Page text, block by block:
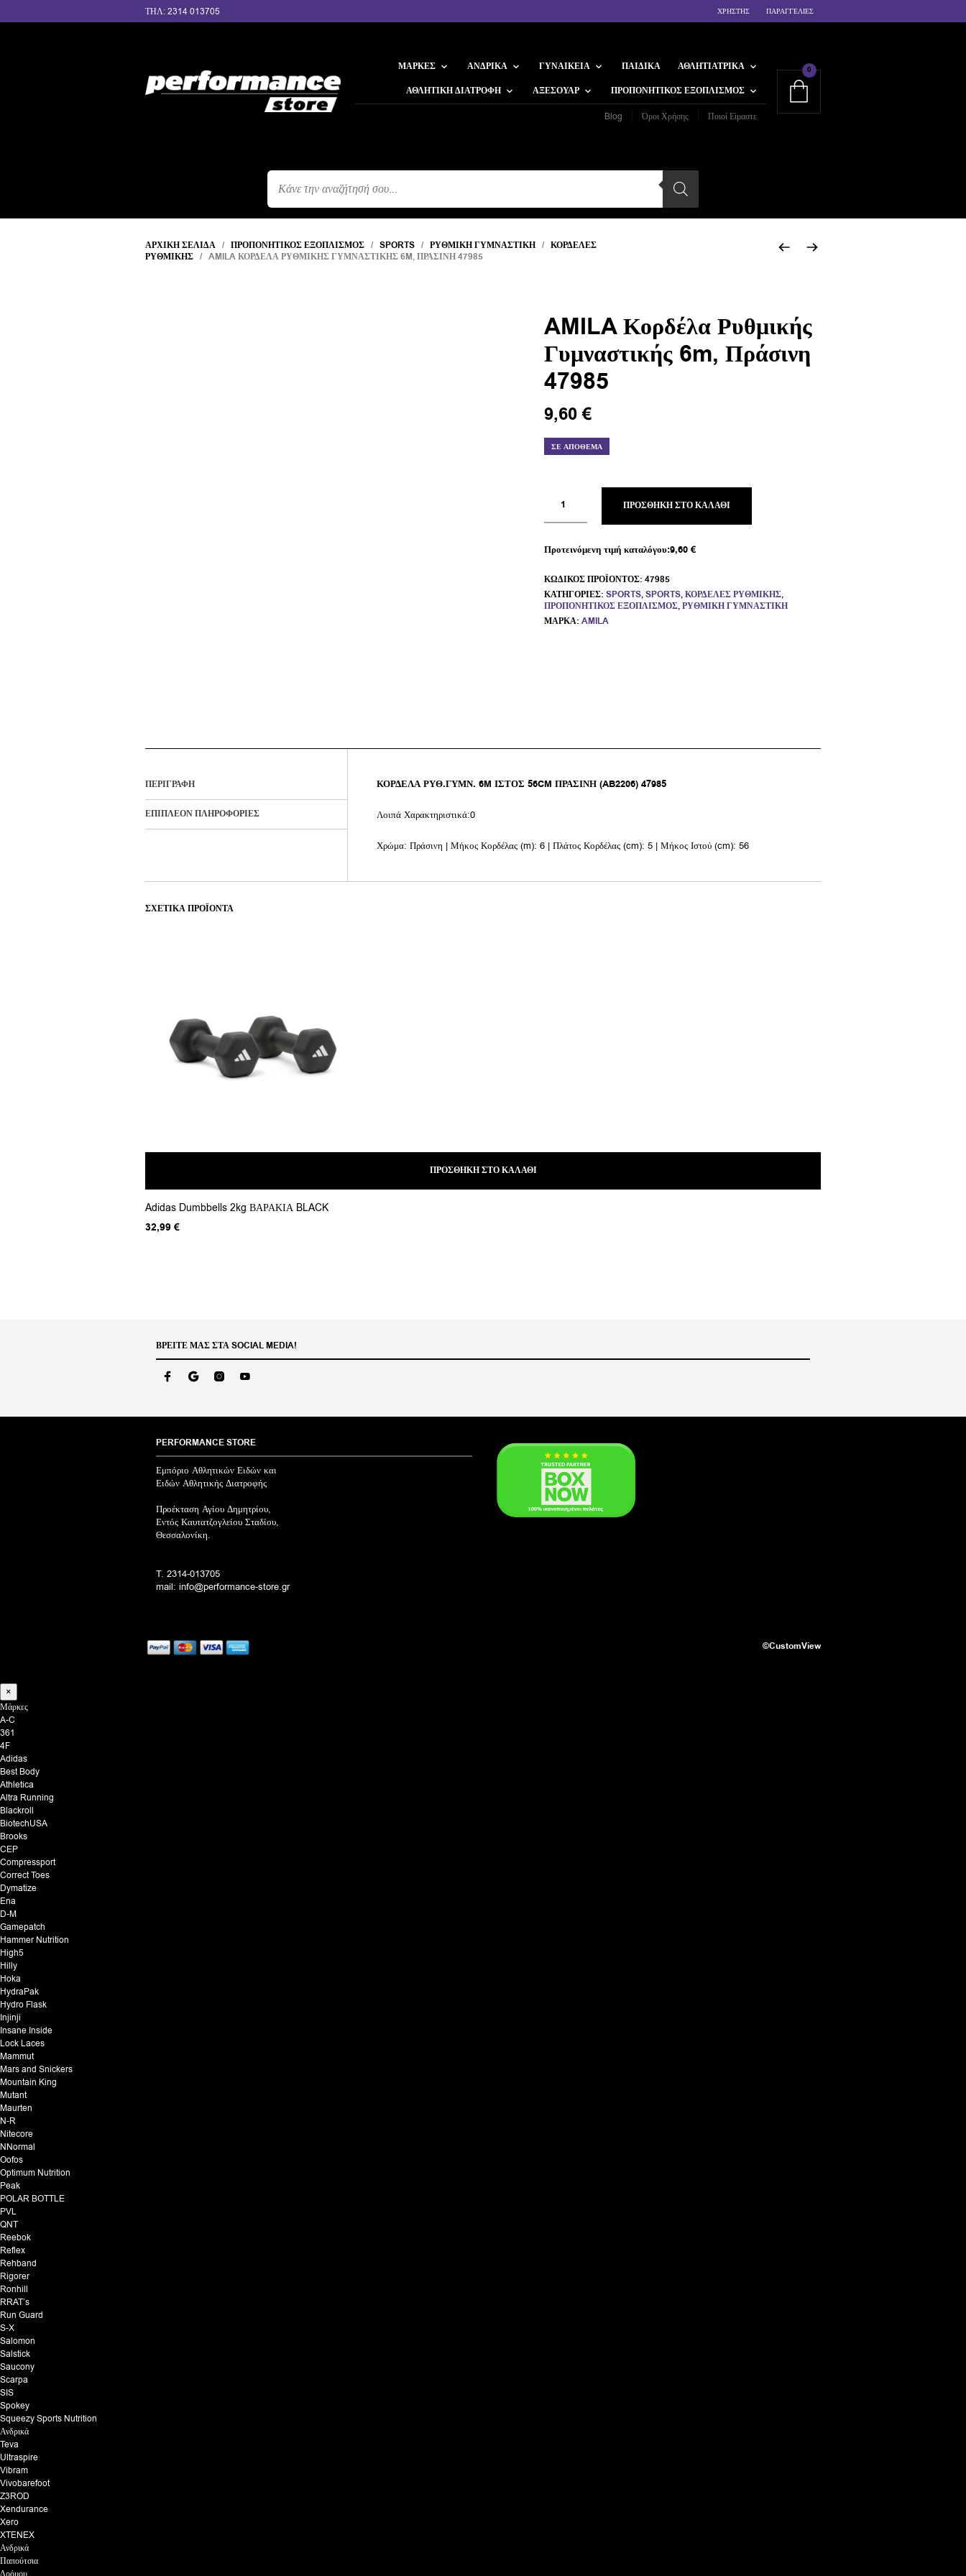
ΤΗΛ: 2314 013705 ΧΡΗΣΤΗΣ ΠΑΡΑΓΓΕΛΙΕΣ
ΜΆΡΚΕΣ ΑΝΔΡΙΚΆ ΓΥΝΑΙΚΕΊΑ ΠΑΙΔΙΚΆ
ΑΘΛΗΤΙΑΤΡΙΚΆ
ΑΘΛΗΤΙΚΉ ΔΙΑΤΡΟΦΉ
ΑΞΕΣΟΥΆΡ ΠΡΟΠΟΝΗΤΙΚΌΣ ΕΞΟΠΛΙΣΜΌΣ
Blog Όροι Χρήσης Ποιοί Είμαστε
0
ΑΝΑΖΉΤΗΣΗ
ΠΡΟΪΌΝΤΩΝ
ΑΡΧΙΚΉ ΣΕΛΊΔΑ / ΠΡΟΠΟΝΗΤΙΚΌΣ ΕΞΟΠΛΙΣΜΌΣ / SPORTS / ΡΥΘΜΙΚΉ ΓΥΜΝΑΣΤΙΚΉ / ΚΟΡΔΈΛΕΣ
ΡΥΘΜΙΚΉΣ / AMILA ΚΟΡΔΈΛΑ ΡΥΘΜΙΚΉΣ ΓΥΜΝΑΣΤΙΚΉΣ 6M, ΠΡΆΣΙΝΗ 47985
AMILA Κορδέλα Ρυθμικής
Γυμναστικής 6m, Πράσινη
47985
9,60€
ΣΕ ΑΠΌΘΕΜΑ
ΠΡΟΣΘΉΚΗ ΣΤΟ ΚΑΛΆΘΙ
Προτεινόμενη τιμή καταλόγου:9,60€
ΚΩΔΙΚΌΣ ΠΡΟΪΌΝΤΟΣ: 47985
ΚΑΤΗΓΟΡΊΕΣ: SPORTS,SPORTS,ΚΟΡΔΈΛΕΣ ΡΥΘΜΙΚΉΣ,
ΠΡΟΠΟΝΗΤΙΚΌΣ ΕΞΟΠΛΙΣΜΌΣ,ΡΥΘΜΙΚΉ ΓΥΜΝΑΣΤΙΚΉ
ΜΆΡΚΑ: AMILA
ΠΕΡΙΓΡΑΦΉ
ΕΠΙΠΛΈΟΝ ΠΛΗΡΟΦΟΡΊΕΣ
ΚΟΡΔΕΛΑ ΡΥΘ.ΓΥΜΝ. 6M ΙΣΤΟΣ 56CM ΠΡΑΣΙΝΗ (AB2206) 47985
Λοιπά Χαρακτηριστικά:0
Χρώμα: Πράσινη | Μήκος Κορδέλας (m): 6 | Πλάτος Κορδέλας (cm): 5 | Μήκος Ιστού (cm): 56
ΣΧΕΤΙΚΆ ΠΡΟΪΌΝΤΑ
ΠΡΟΣΘΉΚΗ ΣΤΟ ΚΑΛΆΘΙ
Adidas Dumbbells 2kg ΒΑΡΑΚΙΑ BLACK
32,99 €
ΒΡΕΊΤΕ ΜΑΣ ΣΤΑ SOCIAL MEDIA!
PERFORMANCE STORE
Εμπόριο Αθλητικών Ειδών και
Ειδών Αθλητικής Διατροφής
Προέκταση Αγίου Δημητρίου,
Εντός Καυτατζογλείου Σταδίου,
Θεσσαλονίκη.
T. 2314-013705
mail: info@performance-store.gr
©CustomView
×
Μάρκες
A-C
361
4F
Adidas
Best Body
Athletica
Altra Running
Blackroll
BiotechUSA
Brooks
CEP
Compressport
Correct Toes
Dymatize
Ena
D-M
Gamepatch
Hammer Nutrition
High5
Hilly
Hoka
HydraPak
Hydro Flask
Injinji
Insane Inside
Lock Laces
Mammut
Mars and Snickers
Mountain King
Mutant
Maurten
N-R
Nitecore
NNormal
Oofos
Optimum Nutrition
Peak
POLAR BOTTLE
PVL
QNT
Reebok
Reflex
Rehband
Rigorer
Ronhill
RRAT’s
Run Guard
S-X
Salomon
Salstick
Saucony
Scarpa
SIS
Spokey
Squeezy Sports Nutrition
Ανδρικά
Teva
Ultraspire
Vibram
Vivobarefoot
Z3ROD
Xendurance
Xero
XTENEX
Ανδρικά
Παπούτσια